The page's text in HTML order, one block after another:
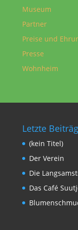
Museum
Partner
Preise und
Presse
Wohnheim
Letzte
(kein Titel)
Der Verein
Die
Das Café